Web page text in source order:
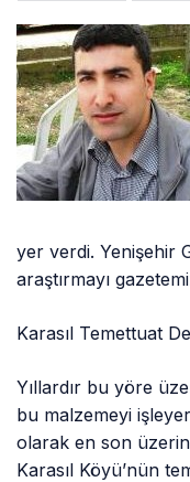
yer verdi.Yenişehir
araştırmayı
Karasıl Temettuat
Yıllardır bu yöre
bu malzemeyi
olarak en son
Karasıl Köyü’nün